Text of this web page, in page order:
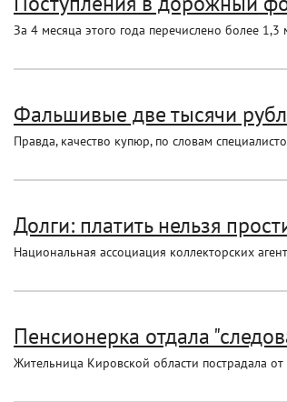
За 4 месяца этого года перечислено более
Фальшивые две тысячи
Правда, качество купюр, по словам
Долги: платить нельзя
Национальная ассоциация коллекторских
Пенсионерка отдала
Жительница Кировской области пострадала